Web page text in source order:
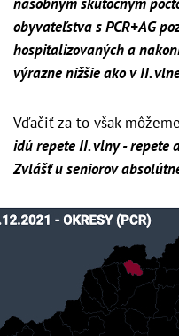
obyvateľstva s PCR+AG
hospitalizovaných a
výrazne nižšie ako v II.
Vďačiť za to však
idú repete II. vlny - repete
Zvlášť u seniorov